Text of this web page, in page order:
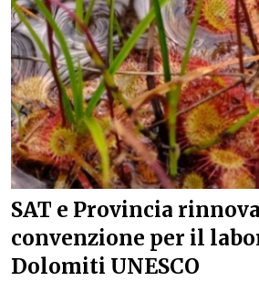
SAT e Provincia
convenzione per il
Dolomiti UNESCO